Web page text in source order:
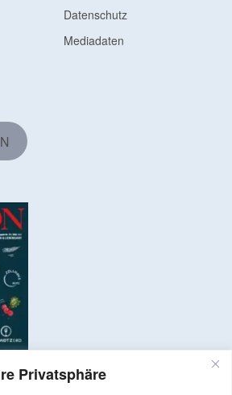
Privatsphäre
Datenschutz
Mediadaten